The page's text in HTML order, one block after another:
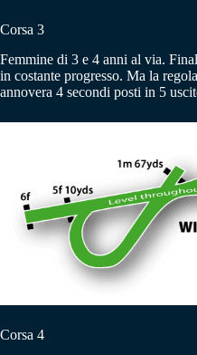
Corsa 3
Femmine di 3 e 4 anni al via.
in costante progresso. Ma la
annovera 4 secondi posti in 5
Corsa 4